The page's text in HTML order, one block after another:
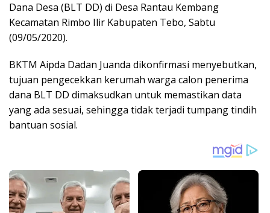
Dana Desa (BLT DD) di Desa Rantau Kembang
Kecamatan Rimbo Ilir Kabupaten Tebo, Sabtu
(09/05/2020).
BKTM Aipda Dadan Juanda dikonfirmasi menyebutkan,
tujuan pengecekkan kerumah warga calon penerima
dana BLT DD dimaksudkan untuk memastikan data
yang ada sesuai, sehingga tidak terjadi tumpang tindih
bantuan sosial.